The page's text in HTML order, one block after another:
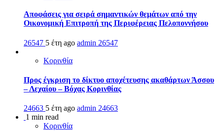
Αποφάσεις για σειρά σημαντικών θεμάτων από την
Οικονομική Επιτροπή της Περιφέρειας Πελοποννήσου
26547 5 έτη ago admin 26547
Κορινθία
Προς έγκριση το δίκτυο αποχέτευσης ακαθάρτων Άσσου
– Λεχαίου – Βόχας Κορινθίας
24663 5 έτη ago admin 24663
1 min read
Κορινθία